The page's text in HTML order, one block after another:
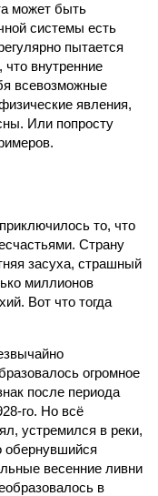
может быть
системы есть
пытается
внутренние
всевозможные
явления,
Или попросту
то, что
Страну
засуха, страшный
миллионов
Вот что тогда
огромное
после периода
го. Но всё
устремился в реки,
обернувшийся
весенние ливни
в